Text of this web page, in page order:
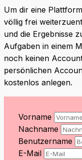
Um dir eine
völlig frei
und die Ergebnisse
Aufgaben in einem
noch keinen
persönlichen
kostenlos anlegen.
Vorname
Nachname
Benutzername
E-Mail